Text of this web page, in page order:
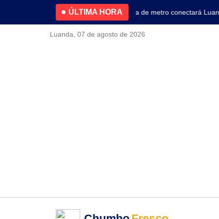
ÚLTIMA HORA
4.2% no primeiro trimestreNova linha de metro conectará
Luanda, 07 de agosto de 2026